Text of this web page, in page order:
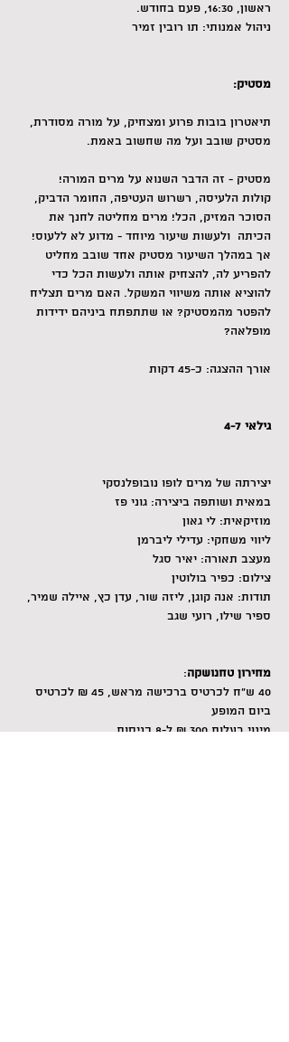
ראשון, 16:30, פעם בחודש.
ניהול אמנותי: תו רובין זמיר
מסטיק:
תיאטרון בובות פרוע ומצחיק, על מורה מסודרת,
מסטיק שובב ועל מה שחשוב באמת.
מסטיק - זה הדבר השנוא על מרים המורה!
קולות הלעיסה, רשרוש העטיפה, החומר הדביק,
הסוכר המזיק, הכל! מרים מחליטה לחנך את
הכיתה  ולעשות שיעור מיוחד - מדוע לא ללעוס!
אך במהלך השיעור מסטיק אחד שובב מחליט
להפריע לה, להצחיק אותה ולעשות הכל כדי
להוציא אותה משיווי המשקל. האם מרים תצליח
להפטר מהמסטיק? או שתתפתח ביניהם ידידות
מופלאה?
אורך ההצגה: כ-45 דקות
גילאי 4-7
יצירתה של מרים לופו נובופלנסקי
במאית ושותפה ביצירה: גוני פז
מוזיקאית: לי גאון
ליווי משחקי: עדילי ליברמן
מעצב תאורה: יאיר סגל
צילום: כפיר בולוטין
תודות: אנה קוגן, ליזה שור, עדן כץ, איילה שמיר,
ספיר שילו, רועי שגב
מחירון טחנושקה:
40 ש"ח לכרטיס ברכישה מראש, 45 ₪ לכרטיס
ביום המופע
מינוי בעלות 300 ₪ ל-8 כניסות